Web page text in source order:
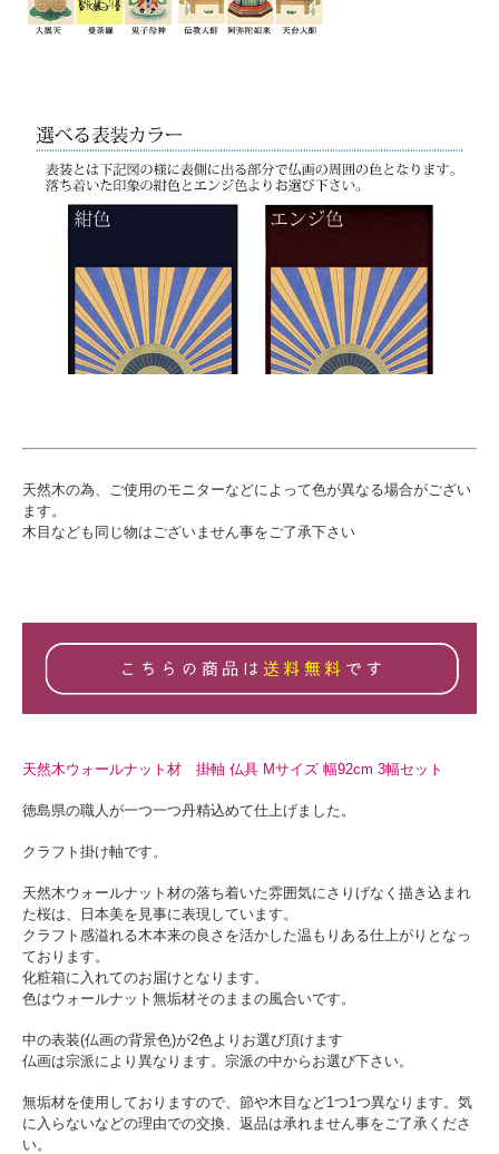
天然木の為、ご使用のモニターなどによって色が異なる場合がござい
ます。
木目なども同じ物はございません事をご了承下さい
天然木ウォールナット材 掛軸 仏具 Mサイズ 幅92cm 3幅セット
徳島県の職人が一つ一つ丹精込めて仕上げました。
クラフト掛け軸です。
天然木ウォールナット材の落ち着いた雰囲気にさりげなく描き込まれ
た桜は、日本美を見事に表現しています。
クラフト感溢れる木本来の良さを活かした温もりある仕上がりとなっ
ております。
化粧箱に入れてのお届けとなります。
色はウォールナット無垢材そのままの風合いです。
中の表装(仏画の背景色)が2色よりお選び頂けます
仏画は宗派により異なります。宗派の中からお選び下さい。
無垢材を使用しておりますので、節や木目など1つ1つ異なります。気
に入らないなどの理由での交換、返品は承れません事をご了承くださ
い。